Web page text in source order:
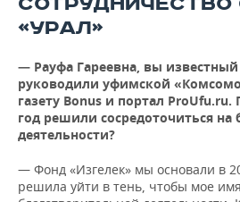
«УРАЛ»
— Рауфа Гареевна, вы
руководили уфимской
газету Bonus и портал ProUfu.ru.
год решили сосредоточиться на
деятельности?
— Фонд «Изгелек» мы основали в
решила уйти в тень, чтобы мое